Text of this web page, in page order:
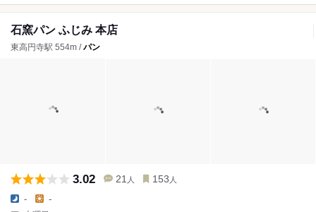
石窯パン ふじみ 本店
東高円寺駅 554m /パン
3.02 21 人 153 人
- -